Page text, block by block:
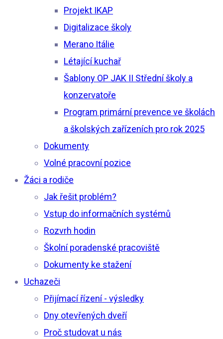
Projekt IKAP
Digitalizace školy
Merano Itálie
Létající kuchař
Šablony OP JAK II Střední školy a
konzervatoře
Program primární prevence ve školách
a školských zařízeních pro rok 2025
Dokumenty
Volné pracovní pozice
Žáci a rodiče
Jak řešit problém?
Vstup do informačních systémů
Rozvrh hodin
Školní poradenské pracoviště
Dokumenty ke stažení
Uchazeči
Přijímací řízení - výsledky
Dny otevřených dveří
Proč studovat u nás